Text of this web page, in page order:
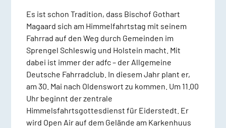
Es ist schon Tradition, dass Bischof Gothart
Magaard sich am Himmelfahrtstag mit seinem
Fahrrad auf den Weg durch Gemeinden im
Sprengel Schleswig und Holstein macht. Mit
dabei ist immer der adfc – der Allgemeine
Deutsche Fahrradclub. In diesem Jahr plant er,
am 30. Mai nach Oldenswort zu kommen. Um 11.00
Uhr beginnt der zentrale
Himmelsfahrtsgottesdienst für Eiderstedt. Er
wird Open Air auf dem Gelände am Karkenhuus